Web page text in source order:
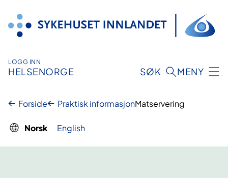
innhold
LOGG INN
HELSENORGE SØK MENY
Forside Praktisk informasjonMatservering
Norsk English